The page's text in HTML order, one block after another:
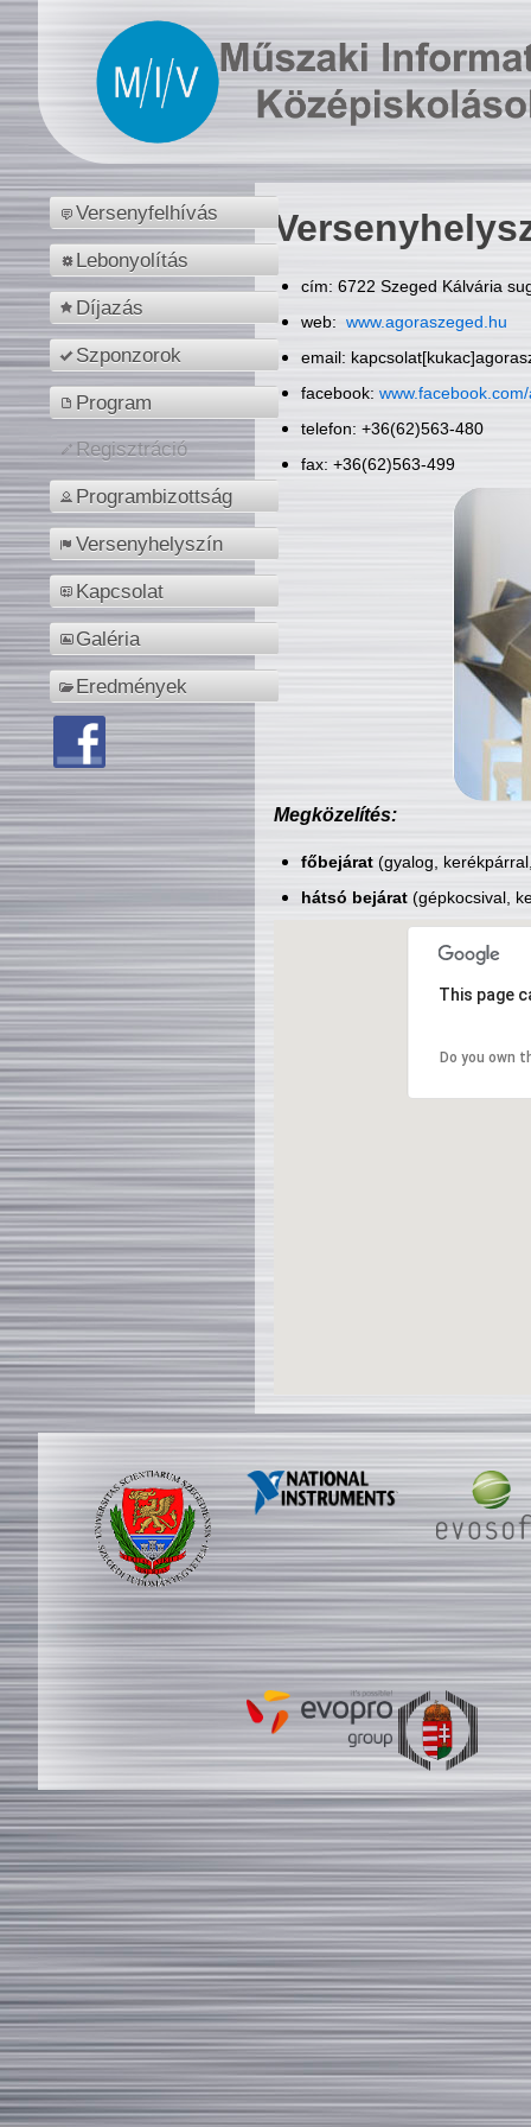
Versenyfelhívás
Lebonyolítás
Díjazás
Szponzorok
Program
Regisztráció
Programbizottság
Versenyhelyszín
Kapcsolat
Galéria
Eredmények
cím: 6722 Szeged Kálvária
web: www.agoraszeged.hu
email:
facebook:
telefon: +36(62)563-480
fax: +36(62)563-499
Megközelítés:
főbejárat(gyalog,
hátsó bejárat(gépkocsival,
This page
Do you own